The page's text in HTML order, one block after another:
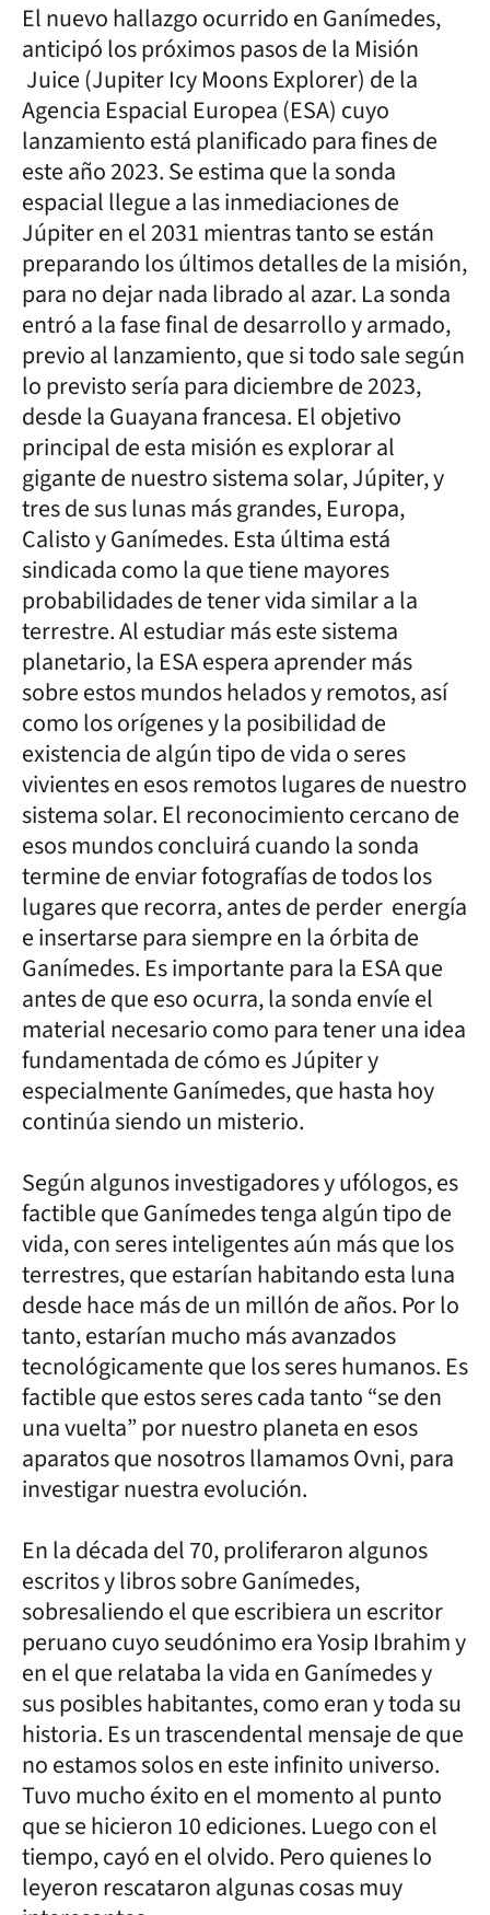
El nuevo hallazgo ocurrido en Ganímedes,
anticipó los próximos pasos de la Misión
Juice (Jupiter Icy Moons Explorer) de la
Agencia Espacial Europea (ESA) cuyo
lanzamiento está planificado para fines de
este año 2023. Se estima que la sonda
espacial llegue a las inmediaciones de
Júpiter en el 2031 mientras tanto se están
preparando los últimos detalles de la misión,
para no dejar nada librado al azar. La sonda
entró a la fase final de desarrollo y armado,
previo al lanzamiento, que si todo sale según
lo previsto sería para diciembre de 2023,
desde la Guayana francesa. El objetivo
principal de esta misión es explorar al
gigante de nuestro sistema solar, Júpiter, y
tres de sus lunas más grandes, Europa,
Calisto y Ganímedes. Esta última está
sindicada como la que tiene mayores
probabilidades de tener vida similar a la
terrestre. Al estudiar más este sistema
planetario, la ESA espera aprender más
sobre estos mundos helados y remotos, así
como los orígenes y la posibilidad de
existencia de algún tipo de vida o seres
vivientes en esos remotos lugares de nuestro
sistema solar. El reconocimiento cercano de
esos mundos concluirá cuando la sonda
termine de enviar fotografías de todos los
lugares que recorra, antes de perder energía
e insertarse para siempre en la órbita de
Ganímedes. Es importante para la ESA que
antes de que eso ocurra, la sonda envíe el
material necesario como para tener una idea
fundamentada de cómo es Júpiter y
especialmente Ganímedes, que hasta hoy
continúa siendo un misterio.
Según algunos investigadores y ufólogos, es
factible que Ganímedes tenga algún tipo de
vida, con seres inteligentes aún más que los
terrestres, que estarían habitando esta luna
desde hace más de un millón de años. Por lo
tanto, estarían mucho más avanzados
tecnológicamente que los seres humanos. Es
factible que estos seres cada tanto “se den
una vuelta” por nuestro planeta en esos
aparatos que nosotros llamamos Ovni, para
investigar nuestra evolución.
En la década del 70, proliferaron algunos
escritos y libros sobre Ganímedes,
sobresaliendo el que escribiera un escritor
peruano cuyo seudónimo era Yosip Ibrahim y
en el que relataba la vida en Ganímedes y
sus posibles habitantes, como eran y toda su
historia. Es un trascendental mensaje de que
no estamos solos en este infinito universo.
Tuvo mucho éxito en el momento al punto
que se hicieron 10 ediciones. Luego con el
tiempo, cayó en el olvido. Pero quienes lo
leyeron rescataron algunas cosas muy